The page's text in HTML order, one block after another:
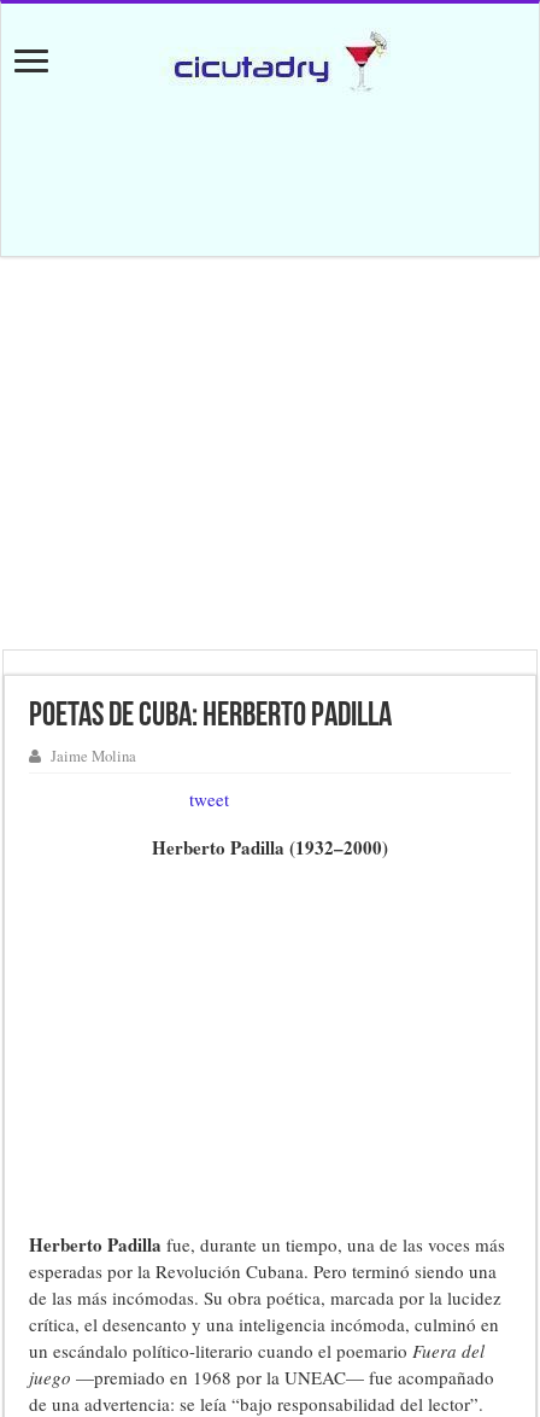
Poetas de Cuba: Herberto Padilla
Jaime Molina
tweet
Herberto Padilla (1932–2000)
Herberto Padilla fue, durante un tiempo, una de las voces más
esperadas por la Revolución Cubana. Pero terminó siendo una
de las más incómodas. Su obra poética, marcada por la lucidez
crítica, el desencanto y una inteligencia incómoda, culminó en
un escándalo político-literario cuando el poemarioFuera del
juego —premiado en 1968 por la UNEAC— fue acompañado
de una advertencia: se leía “bajo responsabilidad del lector”.